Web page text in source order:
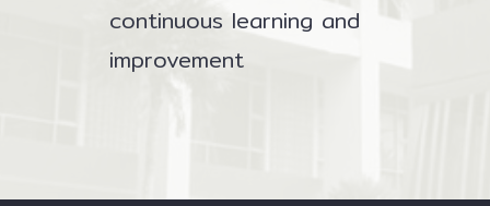
continuous learning and
improvement